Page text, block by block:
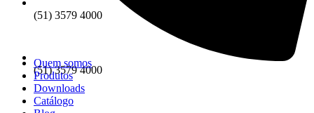
(51) 3579 4000
(51) 3579 4000
Quem somos
Produtos
Downloads
Catálogo